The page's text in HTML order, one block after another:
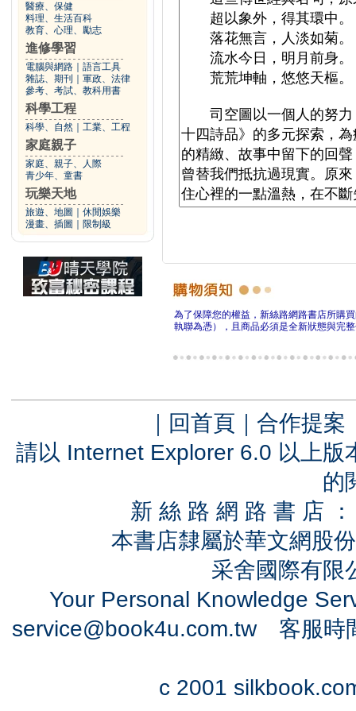
醫療、保健
料理、生活百科
教育、心理、勵志
進修學習
電腦與網路
語言工具
雜誌、期刊
軍政、法律
參考、考試、教科用書
科學工程
科學、自然 工業、工程
家庭親子
家庭、親子、人際
青少年、童書
玩樂天地
旅遊、地圖
休閒娛樂
漫畫、插圖
限制級
為了保障您的權益，新絲路網路書店所購
執聯為憑），且商品必須是全新狀態與完
｜ 回首頁 ｜ 合作提案
請以 Internet Explorer 6.0 以上
的
新 絲 路 網 路 書 店
本書店隸屬於華文網股
采舍國際有
Your Personal Knowledge
service@book4u.com.tw客服時
c 2001